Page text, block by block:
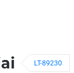
LT-89230